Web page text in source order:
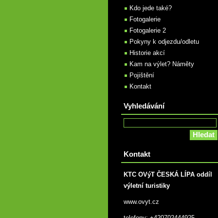
Kdo jede také?
Fotogalerie
Fotogalerie 2
Pokyny k odjezdu/odletu
Historie akcí
Kam na výlet? Náměty
Pojištění
Kontakt
Vyhledávání
Kontakt
KTC OVýT ČESKÁ LÍPA oddíl
výletní turistiky
www.ovyt.cz